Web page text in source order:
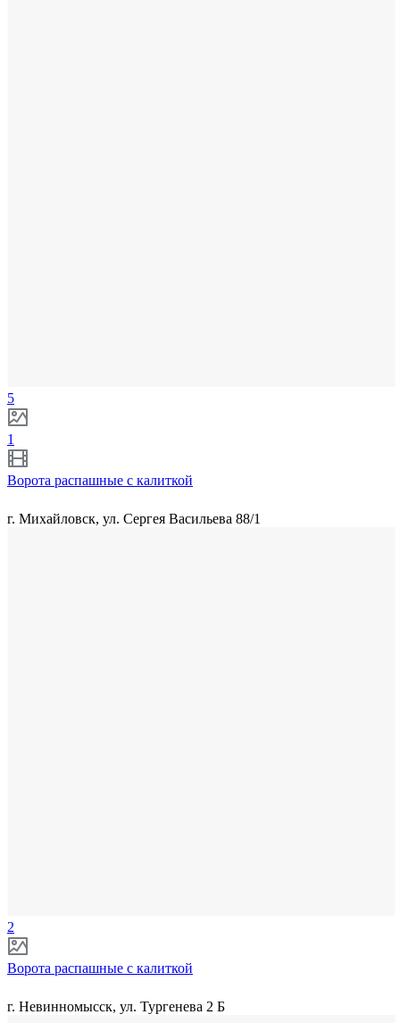
5
1
Ворота распашные с калиткой
г. Михайловск, ул. Сергея Васильева 88/1
2
Ворота распашные с калиткой
г. Невинномысск, ул. Тургенева 2 Б